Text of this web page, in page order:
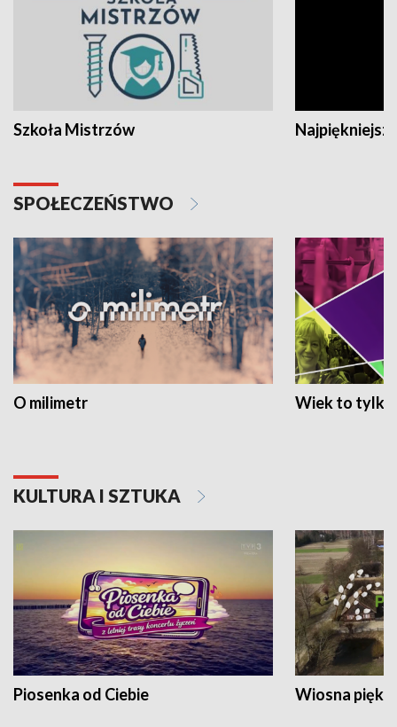
Szkoła Mistrzów
SPOŁECZEŃSTWO
O milimetr Wiek to tylko
KULTURA I SZTUKA
Piosenka od Ciebie Wiosna